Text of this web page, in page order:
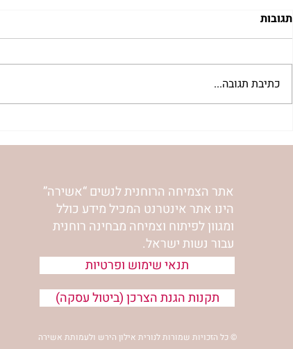
שיעור לט"ו באב | הר' ימימה
השיעור
תגובות
כתיבת תגובה...
אתר הצמיחה הרוחנית לנשים “אשירה”
הינו אתר אינטרנט המכיל מידע כולל
ומגוון לפיתוח וצמיחה מבחינה רוחנית
עבור נשות ישראל.
תנאי שימוש ופרטיות
תקנות הגנת הצרכן (ביטול עסקה)
© כל הזכויות שמורות לנורית אילון הירש ולעמותת אשירה